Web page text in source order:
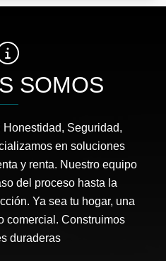
SOMOS
Seguridad,
en soluciones
y renta. Nuestro equipo
del proceso hasta la
Ya sea tu hogar, una
comercial. Construimos
duraderas